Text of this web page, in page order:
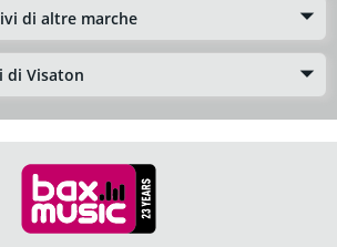
di altre marche
di Visaton